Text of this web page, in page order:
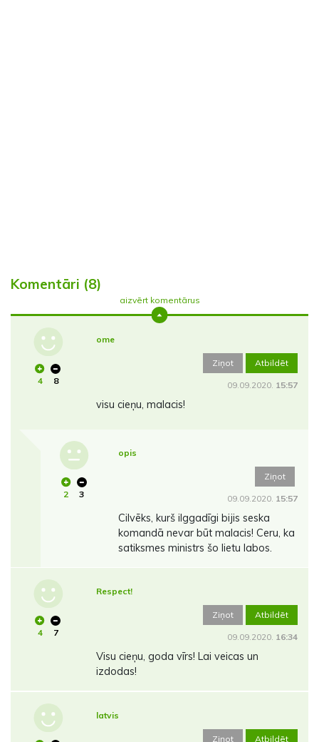
Komentāri (8)
aizvērt komentārus
4 8
ome
Ziņot Atbildēt
09.09.2020. 15:57
visu cieņu, malacis!
2 3
opis
Ziņot
09.09.2020. 15:57
Cilvēks, kurš ilggadīgi bijis seska
komandā nevar būt malacis! Ceru, ka
satiksmes ministrs šo lietu labos.
4 7
Respect!
Ziņot Atbildēt
09.09.2020. 16:34
Visu cieņu, goda vīrs! Lai veicas un
izdodas!
latvis
Ziņot Atbildēt